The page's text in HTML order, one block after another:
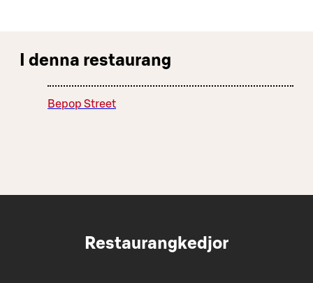
I denna restaurang
Bepop Street
Restaurangkedjor